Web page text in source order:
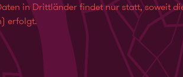
in Drittländer findet nur statt, soweit
erfolgt.